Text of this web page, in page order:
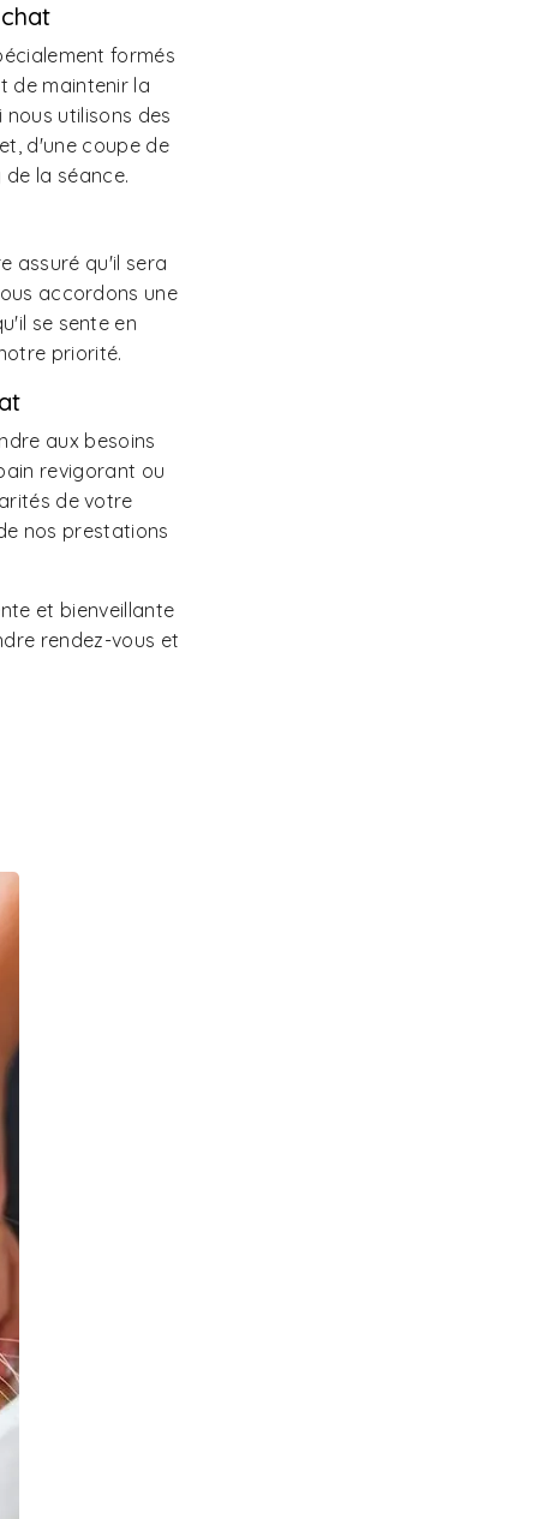
formés
de maintenir la
utilisons des
d'une coupe de
la séance.
assuré qu'il sera
accordons une
se sente en
priorité.
aux besoins
revigorant ou
de votre
nos prestations
et bienveillante
rendez-vous et